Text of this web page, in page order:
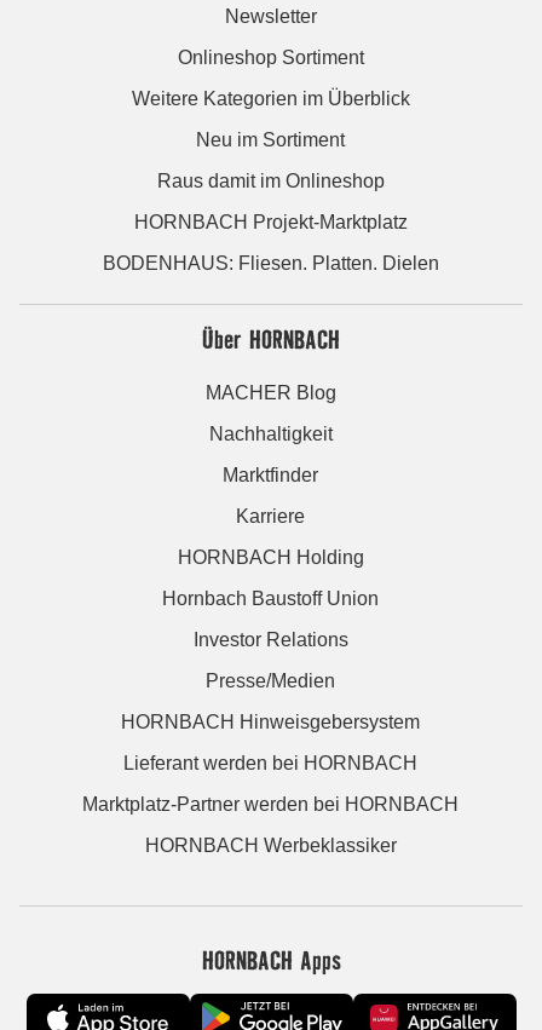
Newsletter
Onlineshop Sortiment
Weitere Kategorien im Überblick
Neu im Sortiment
Raus damit im Onlineshop
HORNBACH Projekt-Marktplatz
BODENHAUS: Fliesen. Platten. Dielen
Über HORNBACH
MACHER Blog
Nachhaltigkeit
Marktfinder
Karriere
HORNBACH Holding
Hornbach Baustoff Union
Investor Relations
Presse/Medien
HORNBACH Hinweisgebersystem
Lieferant werden bei HORNBACH
Marktplatz-Partner werden bei HORNBACH
HORNBACH Werbeklassiker
HORNBACH Apps